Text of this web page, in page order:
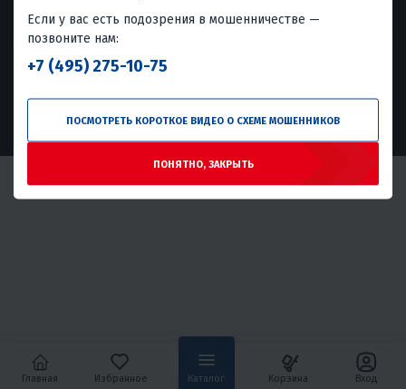
4.9 5.0
© 2026 X-MOTORS - Купить мототехнику, аксессуары, запчасти по
Политика конфиденциальности
Главная Вход
Избранное Каталог Корзина
Если у вас есть подозрения в мошенничестве —
позвоните нам:
+7 (495) 275-10-75
ПОСМОТРЕТЬ КОРОТКОЕ ВИДЕО О СХЕМЕ МОШЕННИКОВ
ПОНЯТНО, ЗАКРЫТЬ